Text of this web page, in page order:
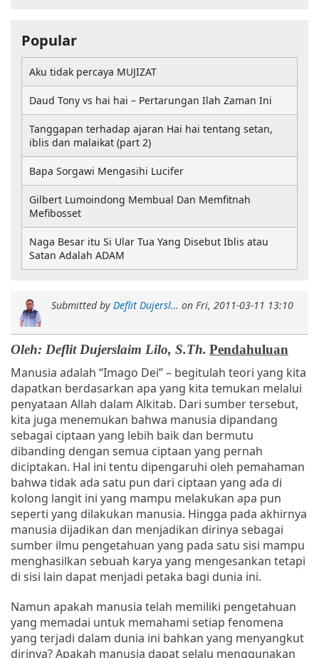
Submitted by Deflit Dujersl… on Fri, 2011-03-11 13:10
Oleh: Deflit Dujerslaim Lilo, S.Th. Pendahuluan
Manusia adalah “Imago Dei” – begitulah teori yang kita
dapatkan berdasarkan apa yang kita temukan melalui
penyataan Allah dalam Alkitab. Dari sumber tersebut,
kita juga menemukan bahwa manusia dipandang
sebagai ciptaan yang lebih baik dan bermutu
dibanding dengan semua ciptaan yang pernah
diciptakan. Hal ini tentu dipengaruhi oleh pemahaman
bahwa tidak ada satu pun dari ciptaan yang ada di
kolong langit ini yang mampu melakukan apa pun
seperti yang dilakukan manusia. Hingga pada akhirnya
manusia dijadikan dan menjadikan dirinya sebagai
sumber ilmu pengetahuan yang pada satu sisi mampu
menghasilkan sebuah karya yang mengesankan tetapi
di sisi lain dapat menjadi petaka bagi dunia ini.
Namun apakah manusia telah memiliki pengetahuan
yang memadai untuk memahami setiap fenomena
yang terjadi dalam dunia ini bahkan yang menyangkut
dirinya? Apakah manusia dapat selalu menggunakan
Popular
Aku tidak percaya MUJIZAT
Daud Tony vs hai hai – Pertarungan Ilah Zaman Ini
Tanggapan terhadap ajaran Hai hai tentang setan,
iblis dan malaikat (part 2)
Bapa Sorgawi Mengasihi Lucifer
Gilbert Lumoindong Membual Dan Memfitnah
Mefibosset
Naga Besar itu Si Ular Tua Yang Disebut Iblis atau
Satan Adalah ADAM